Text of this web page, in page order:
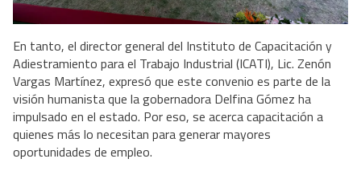
En tanto, el director general del Instituto de Capacitación y
Adiestramiento para el Trabajo Industrial (ICATI), Lic. Zenón
Vargas Martínez, expresó que este convenio es parte de la
visión humanista que la gobernadora Delfina Gómez ha
impulsado en el estado. Por eso, se acerca capacitación a
quienes más lo necesitan para generar mayores
oportunidades de empleo.